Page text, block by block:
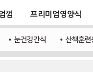
껌 프리미엄영양식